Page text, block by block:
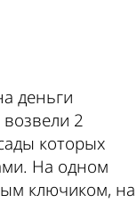
деньги
2
которых
На одном
ключиком, на